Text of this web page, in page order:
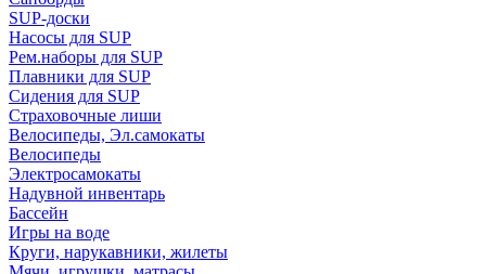
SUP-доски
Насосы для SUP
Рем.наборы для SUP
Плавники для SUP
Сидения для SUP
Страховочные лиши
Велосипеды, Эл.самокаты
Велосипеды
Электросамокаты
Надувной инвентарь
Бассейн
Игры на воде
Круги, нарукавники, жилеты